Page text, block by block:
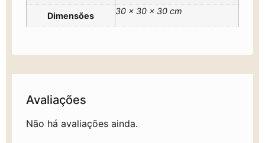
Dimensões 30 × 30 × 30 cm
Avaliações
Não há avaliações ainda.